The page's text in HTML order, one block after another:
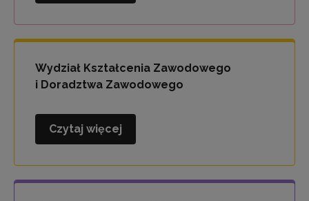
Ogólnego
i
Cyfrowych
Wydział Kształcenia Zawodowego
i Doradztwa Zawodowego
Wydział
Zawodowego
i
Czytaj więcej